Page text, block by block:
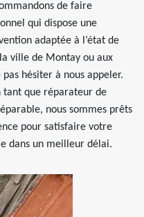
de faire
qui dispose une
adaptée à l’état de
ville de Montay ou aux
hésiter à nous appeler.
tant que réparateur de
nous sommes prêts
pour satisfaire votre
dans un meilleur délai.